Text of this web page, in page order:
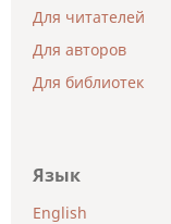
Для читателей
Для авторов
Для библиотек
Язык
English